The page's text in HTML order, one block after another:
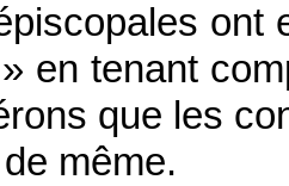
ont
en tenant
que les
même.